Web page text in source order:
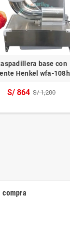
base con
Henkel wfa-108h
S/ 864 S/ 1,200